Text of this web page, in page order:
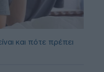
και πότε πρέπει